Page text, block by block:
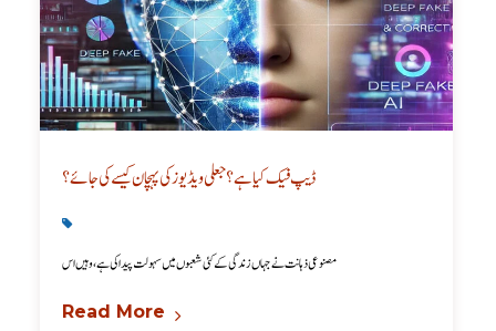
ڈیپ فیک کیا ہے؟ جعلی ویڈیوز کی پہچان کیسے کی جائے؟
مصنوعی ذہانت نے جہاں زندگی کے کئی شعبوں میں سہولت پیدا کی ہے، وہیں اس
Read More